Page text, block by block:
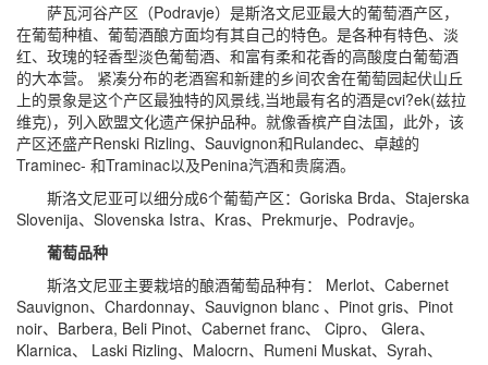
萨瓦河谷产区（Podravje）是斯洛文尼亚最大的葡萄酒产区，
在葡萄种植、葡萄酒酿方面均有其自己的特色。是各种有特色、淡
红、玫瑰的轻香型淡色葡萄酒、和富有柔和花香的高酸度白葡萄酒
的大本营。 紧凑分布的老酒窖和新建的乡间农舍在葡萄园起伏山丘
上的景象是这个产区最独特的风景线,当地最有名的酒是cvi?ek(兹拉
维克)，列入欧盟文化遗产保护品种。就像香槟产自法国，此外，该
产区还盛产Renski Rizling、Sauvignon和Rulandec、卓越的
Traminec- 和Traminac以及Penina汽酒和贵腐酒。
斯洛文尼亚可以细分成6个葡萄产区：Goriska Brda、Stajerska
Slovenija、Slovenska Istra、Kras、Prekmurje、Podravje。
葡萄品种
斯洛文尼亚主要栽培的酿酒葡萄品种有： Merlot、Cabernet
Sauvignon、Chardonnay、Sauvignon blanc 、Pinot gris、Pinot
noir、Barbera, Beli Pinot、Cabernet franc、 Cipro、 Glera、
Klarnica、 Laski Rizling、Malocrn、Rumeni Muskat、Syrah、